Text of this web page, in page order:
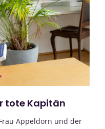
tote Kapitän
Appeldorn und der